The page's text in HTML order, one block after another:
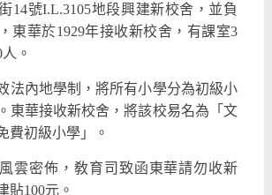
14號I.L.3105地段興建新校舍，並負
東華於1929年接收新校舍，有課室3
。
法內地學制，將所有小學分為初級小
東華接收新校舍，將該校易名為「文
費初級小學」。
雲密佈，敎育司致函東華請勿收新
貼100元。